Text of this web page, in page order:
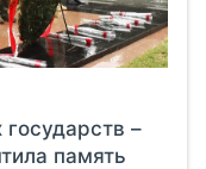
–
память